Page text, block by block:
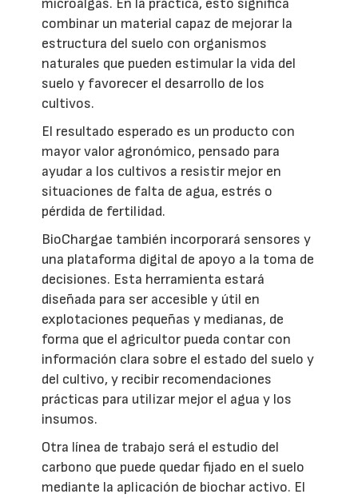
microalgas. En la práctica, esto significa
combinar un material capaz de mejorar la
estructura del suelo con organismos
naturales que pueden estimular la vida del
suelo y favorecer el desarrollo de los
cultivos.
El resultado esperado es un producto con
mayor valor agronómico, pensado para
ayudar a los cultivos a resistir mejor en
situaciones de falta de agua, estrés o
pérdida de fertilidad.
BioChargae también incorporará sensores y
una plataforma digital de apoyo a la toma de
decisiones. Esta herramienta estará
diseñada para ser accesible y útil en
explotaciones pequeñas y medianas, de
forma que el agricultor pueda contar con
información clara sobre el estado del suelo y
del cultivo, y recibir recomendaciones
prácticas para utilizar mejor el agua y los
insumos.
Otra línea de trabajo será el estudio del
carbono que puede quedar fijado en el suelo
mediante la aplicación de biochar activo. El